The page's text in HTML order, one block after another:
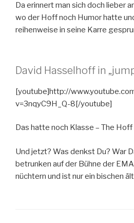
Da erinnert man sich doch lieber
wo der Hoff noch Humor hatte
reihenweise in seine Karre
David Hasselhoff in
[youtube]http://
v=3nqyC9H_Q-8[/youtube]
Das hatte noch Klasse – The
Und jetzt? Was denkst Du? War
betrunken auf der Bühne der
nüchtern und ist nur ein bischen